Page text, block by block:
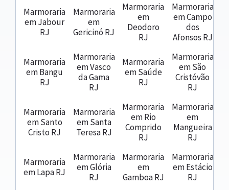
Marmoraria
em Jabour
RJ
Marmoraria
em
Gericinó RJ
Marmoraria
em
Deodoro
RJ
Marmoraria
em Campo
dos
Afonsos RJ
Marmoraria
em Bangu
RJ
Marmoraria
em Vasco
da Gama
RJ
Marmoraria
em Saúde
RJ
Marmoraria
em São
Cristóvão
RJ
Marmoraria
em Santo
Cristo RJ
Marmoraria
em Santa
Teresa RJ
Marmoraria
em Rio
Comprido
RJ
Marmoraria
em
Mangueira
RJ
Marmoraria
em Lapa RJ
Marmoraria
em Glória
RJ
Marmoraria
em
Gamboa RJ
Marmoraria
em Estácio
RJ